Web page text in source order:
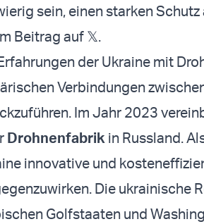
sein, einen starken
Beitrag auf 𝕏.
der Ukraine mit
Verbindungen
Im Jahr 2023
Drohnenfabrik in Russland.
innovative und
Die ukrainische
Golfstaaten und